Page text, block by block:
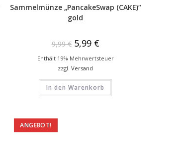
Sammelmünze „PancakeSwap (CAKE)“
gold
9,99€ 5,99 €
Enthält 19% Mehrwertsteuer
zzgl.Versand
In den Warenkorb
ANGEBOT!